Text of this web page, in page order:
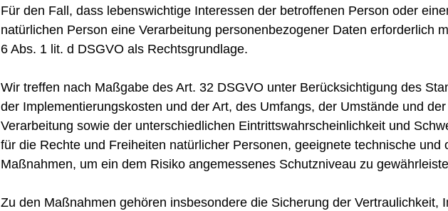
Für den Fall, dass lebenswichtige Interessen der betroffenen Person oder
natürlichen Person eine Verarbeitung personenbezogener Daten erforderlich
6 Abs. 1 lit. d DSGVO als Rechtsgrundlage.
Wir treffen nach Maßgabe des Art. 32 DSGVO unter Berücksichtigung des
der Implementierungskosten und der Art, des Umfangs, der Umstände und
Verarbeitung sowie der unterschiedlichen Eintrittswahrscheinlichkeit und
für die Rechte und Freiheiten natürlicher Personen, geeignete technische und
Maßnahmen, um ein dem Risiko angemessenes Schutzniveau zu
Zu den Maßnahmen gehören insbesondere die Sicherung der Vertraulichkeit,